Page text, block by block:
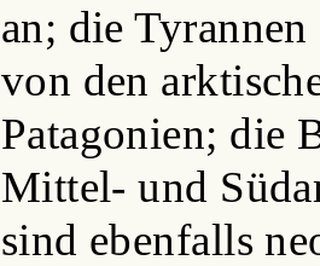
an; die
von den
Patagonien; die
Mittel- und
sind ebenfalls